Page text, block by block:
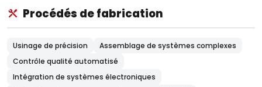
Procédés de fabrication
Usinage de précision
Assemblage de systèmes complexes
Contrôle qualité automatisé
Intégration de systèmes électroniques